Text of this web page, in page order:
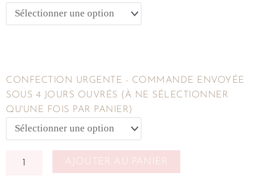
CONFECTION URGENTE - COMMANDE ENVOYÉE
SOUS 4 JOURS OUVRÉS (À NE SÉLECTIONNER
QU'UNE FOIS PAR PANIER)
AJOUTER AU PANIER